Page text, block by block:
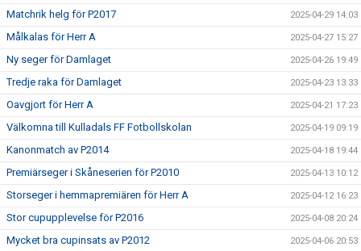
Matchrik helg för P2017 2025-04-29 14:03
Målkalas för Herr A 2025-04-27 15:27
Ny seger för Damlaget 2025-04-26 19:49
Tredje raka för Damlaget 2025-04-23 13:33
Oavgjort för Herr A 2025-04-21 17:23
Välkomna till Kulladals FF Fotbollskolan 2025-04-19 09:19
Kanonmatch av P2014 2025-04-18 19:44
Premiärseger i Skåneserien för P2010 2025-04-13 10:12
Storseger i hemmapremiären för Herr A 2025-04-12 16:23
Stor cupupplevelse för P2016 2025-04-08 20:24
Mycket bra cupinsats av P2012 2025-04-06 20:53